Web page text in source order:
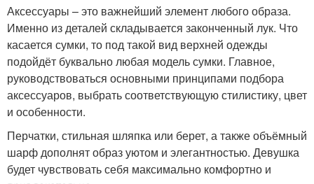
Аксессуары – это важнейший элемент любого образа.
Именно из деталей складывается законченный лук. Что
касается сумки, то под такой вид верхней одежды
подойдёт буквально любая модель сумки. Главное,
руководствоваться основными принципами подбора
аксессуаров, выбрать соответствующую стилистику, цвет
и особенности.
Перчатки, стильная шляпка или берет, а также объёмный
шарф дополнят образ уютом и элегантностью. Девушка
будет чувствовать себя максимально комфортно и